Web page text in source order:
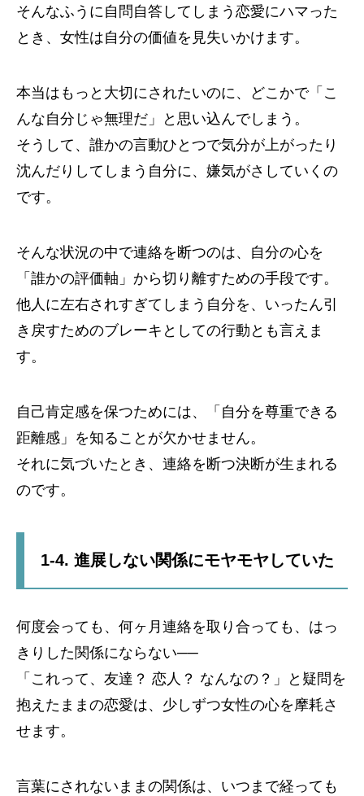
そんなふうに自問自答してしまう恋愛にハマった
とき、女性は自分の価値を見失いかけます。
本当はもっと大切にされたいのに、どこかで「こ
んな自分じゃ無理だ」と思い込んでしまう。
そうして、誰かの言動ひとつで気分が上がったり
沈んだりしてしまう自分に、嫌気がさしていくの
です。
そんな状況の中で連絡を断つのは、自分の心を
「誰かの評価軸」から切り離すための手段です。
他人に左右されすぎてしまう自分を、いったん引
き戻すためのブレーキとしての行動とも言えま
す。
自己肯定感を保つためには、「自分を尊重できる
距離感」を知ることが欠かせません。
それに気づいたとき、連絡を断つ決断が生まれる
のです。
1-4. 進展しない関係にモヤモヤしていた
何度会っても、何ヶ月連絡を取り合っても、はっ
きりした関係にならない──
「これって、友達？ 恋人？ なんなの？」と疑問を
抱えたままの恋愛は、少しずつ女性の心を摩耗さ
せます。
言葉にされないままの関係は、いつまで経っても